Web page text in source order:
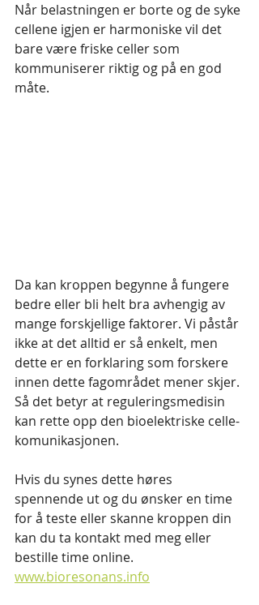
Når belastningen er borte og de syke
cellene igjen er harmoniske vil det
bare være friske celler som
kommuniserer riktig og på en god
måte.
Da kan kroppen begynne å fungere
bedre eller bli helt bra avhengig av
mange forskjellige faktorer. Vi påstår
ikke at det alltid er så enkelt, men
dette er en forklaring som forskere
innen dette fagområdet mener skjer.
Så det betyr at reguleringsmedisin
kan rette opp den bioelektriske celle-
komunikasjonen.
Hvis du synes dette høres
spennende ut og du ønsker en time
for å teste eller skanne kroppen din
kan du ta kontakt med meg eller
bestille time online.
www.bioresonans.info